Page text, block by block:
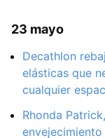
23 mayo
Decathlon
elásticas que
cualquier
Rhonda